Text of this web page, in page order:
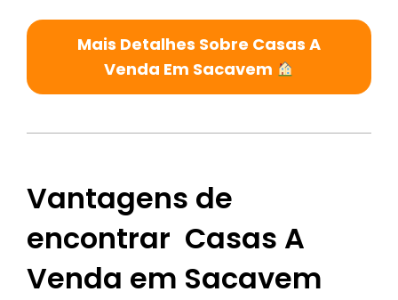
Mais Detalhes Sobre Casas A
Venda Em Sacavem
Vantagens de
encontrar Casas A
Venda em Sacavem